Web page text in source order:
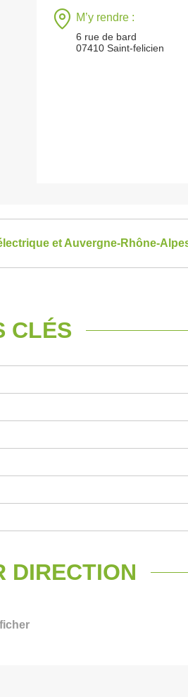
M’y rendre :
6 rue de bard
07410 Saint-felicien
et Auvergne-Rhône-
CLÉS
DIRECTION